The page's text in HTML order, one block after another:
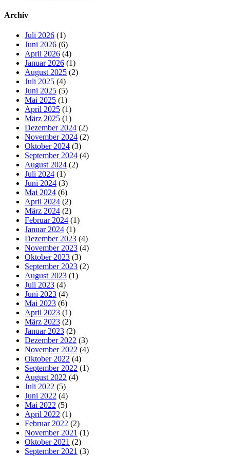
Archiv
Juli 2026 (1)
Juni 2026 (6)
April 2026 (4)
Januar 2026 (1)
August 2025 (2)
Juli 2025 (4)
Juni 2025 (5)
Mai 2025 (1)
April 2025 (1)
März 2025 (1)
Dezember 2024 (2)
November 2024 (2)
Oktober 2024 (3)
September 2024 (4)
August 2024 (2)
Juli 2024 (1)
Juni 2024 (3)
Mai 2024 (6)
April 2024 (2)
März 2024 (2)
Februar 2024 (1)
Januar 2024 (1)
Dezember 2023 (4)
November 2023 (4)
Oktober 2023 (3)
September 2023 (2)
August 2023 (1)
Juli 2023 (4)
Juni 2023 (4)
Mai 2023 (6)
April 2023 (1)
März 2023 (2)
Januar 2023 (2)
Dezember 2022 (3)
November 2022 (4)
Oktober 2022 (4)
September 2022 (1)
August 2022 (4)
Juli 2022 (5)
Juni 2022 (4)
Mai 2022 (5)
April 2022 (1)
Februar 2022 (2)
November 2021 (1)
Oktober 2021 (2)
September 2021 (3)